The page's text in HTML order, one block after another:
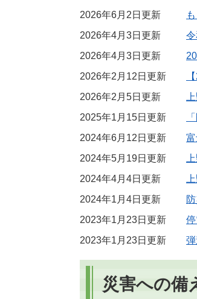
2026年6月2日更新
2026年4月3日更新
2026年4月3日更新
2026年2月12日更新
2026年2月5日更新
2025年1月15日更新
2024年6月12日更新
2024年5月19日更新
2024年4月4日更新
2024年1月4日更新
2023年1月23日更新
2023年1月23日更新
災害への備